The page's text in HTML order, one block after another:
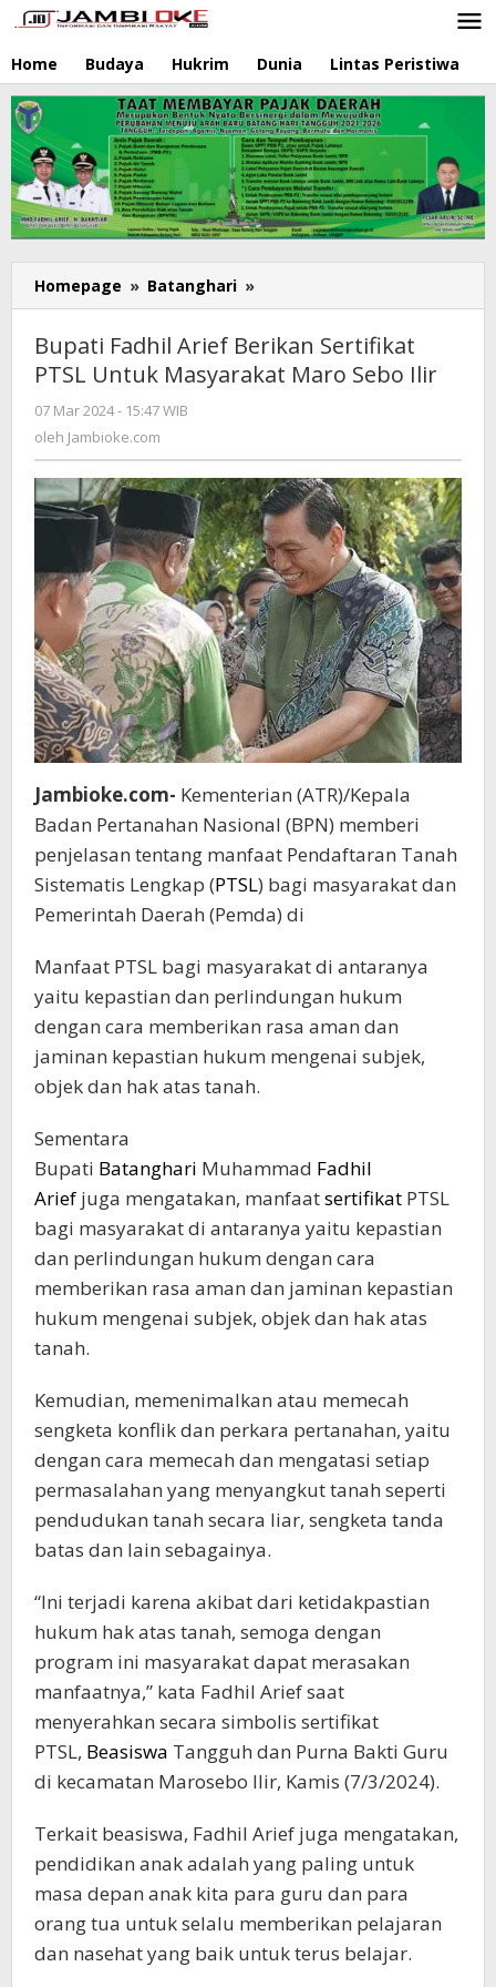
Lewati
ke
konten
Home Budaya Hukrim Dunia Lintas Peristiwa
Homepage » Batanghari »
Fadhil
Arief
Berikan
Sertifikat
Sebo
Ilir
Bupati Fadhil Arief Berikan Sertifikat
PTSL Untuk Masyarakat Maro Sebo Ilir
07 Mar 2024 - 15:47 WIB
oleh Jambioke.com
Jambioke.com- Kementerian (ATR)/Kepala
Badan Pertanahan Nasional (BPN) memberi
penjelasan tentang manfaat Pendaftaran Tanah
Sistematis Lengkap (PTSL) bagi masyarakat dan
Pemerintah Daerah (Pemda) di
Manfaat PTSL bagi masyarakat di antaranya
yaitu kepastian dan perlindungan hukum
dengan cara memberikan rasa aman dan
jaminan kepastian hukum mengenai subjek,
objek dan hak atas tanah.
Sementara
Bupati Batanghari Muhammad Fadhil
Arief juga mengatakan, manfaatsertifikat PTSL
bagi masyarakat di antaranya yaitu kepastian
dan perlindungan hukum dengan cara
memberikan rasa aman dan jaminan kepastian
hukum mengenai subjek, objek dan hak atas
tanah.
Kemudian, memenimalkan atau memecah
sengketa konflik dan perkara pertanahan, yaitu
dengan cara memecah dan mengatasi setiap
permasalahan yang menyangkut tanah seperti
pendudukan tanah secara liar, sengketa tanda
batas dan lain sebagainya.
“Ini terjadi karena akibat dari ketidakpastian
hukum hak atas tanah, semoga dengan
program ini masyarakat dapat merasakan
manfaatnya,” kata Fadhil Arief saat
menyerahkan secara simbolis sertifikat
PTSL, Beasiswa Tangguh dan Purna Bakti Guru
di kecamatan Marosebo Ilir, Kamis (7/3/2024).
Terkait beasiswa, Fadhil Arief juga mengatakan,
pendidikan anak adalah yang paling untuk
masa depan anak kita para guru dan para
orang tua untuk selalu memberikan pelajaran
dan nasehat yang baik untuk terus belajar.